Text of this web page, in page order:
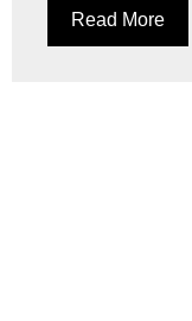
Read More